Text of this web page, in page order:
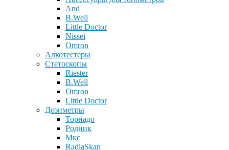
And
B.Well
Little Doctor
Nissei
Omron
Алкотестеры
Стетоскопы
Riester
B.Well
Omron
Little Doctor
Дозиметры
Торнадо
Родник
Мкс
RadiaSkan